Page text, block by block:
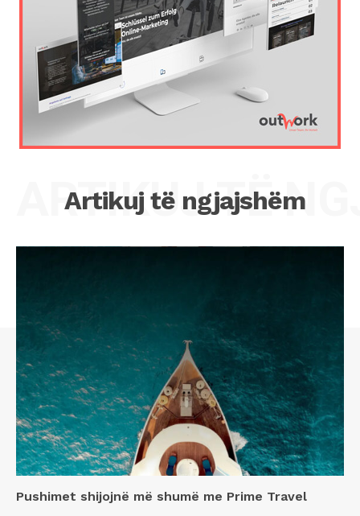
Artikuj të ngjajshëm
ARTIKUJ TË
Pushimet shijojnë më shumë me Prime Travel